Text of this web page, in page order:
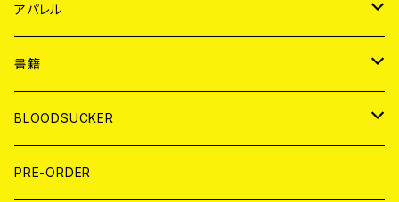
WORLD
JAPAN
７EP
LP
WORLD
7EP
LP
アパレル
JAPAN
T-shirt
HOOD
WORLD
T-shirt
書籍
MAGAZINE
BOLLOCKS
写真集 (PHOTOBOOK)
BLOODSUCKER
CD
PRE-ORDER